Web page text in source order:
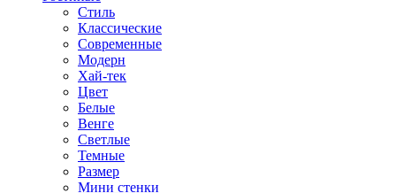
Стиль
Классические
Современные
Модерн
Хай-тек
Цвет
Белые
Венге
Светлые
Темные
Размер
Мини стенки